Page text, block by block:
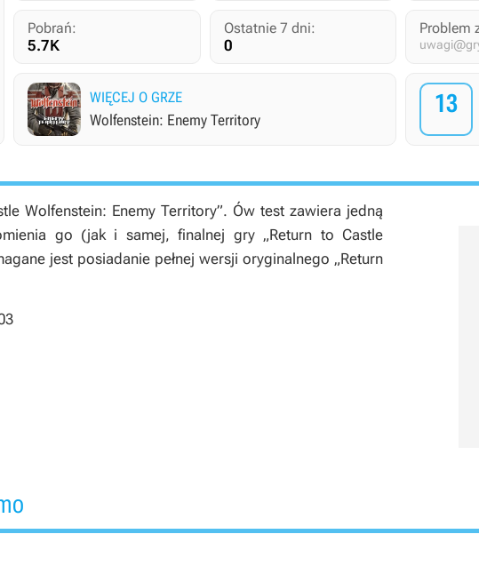
Pobrań:
5.7K
Ostatnie 7 dni:
0
Problem
WIĘCEJ O GRZE
Wolfenstein: Enemy Territory
13
Wolfenstein: Enemy Territory”. Ów test zawiera jedną
go (jak i samej, finalnej gry „Return to Castle
jest posiadanie pełnej wersji oryginalnego „Return